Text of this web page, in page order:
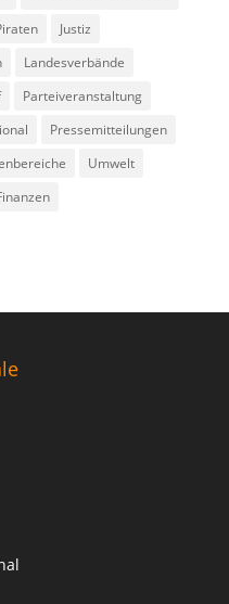
Justiz
Landesverbände
Parteiveranstaltung
Pressemitteilungen
Umwelt